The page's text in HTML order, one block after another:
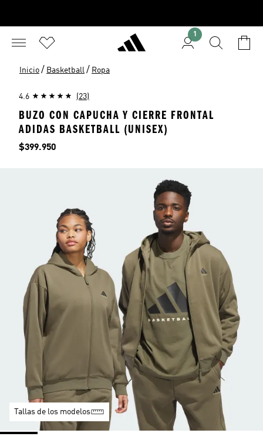
1
Inicio / Basketball / Ropa
4.6 (23)
BUZO CON CAPUCHA Y CIERRE FRONTAL
ADIDAS BASKETBALL (UNISEX)
Precio
$399.950
Tallas de los modelos